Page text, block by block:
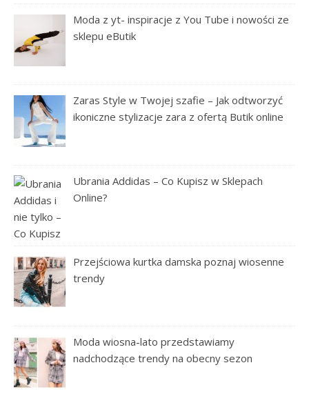
Moda z yt- inspiracje z You Tube i nowości ze
sklepu eButik
Zaras Style w Twojej szafie – Jak odtworzyć
ikoniczne stylizacje zara z ofertą Butik online
Ubrania Addidas – Co Kupisz w Sklepach
Online?
Przejściowa kurtka damska poznaj wiosenne
trendy
Moda wiosna-lato przedstawiamy
nadchodzące trendy na obecny sezon